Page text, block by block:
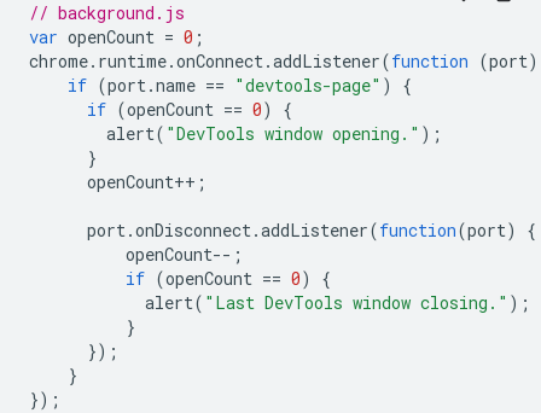
// background.js
var openCount = 0 ;
chrome. runtime.onConnect.addListener(function (port)
if (port.name == "devtools-page" )
{
if (openCount == 0)
{
alert( "DevTools window opening." );
}
openCount++ ;
port.onDisconnect.addListener(function(port)
{
openCount-- ;
if (openCount == 0)
{
alert( "Last DevTools window closing." );
}
});
}
});